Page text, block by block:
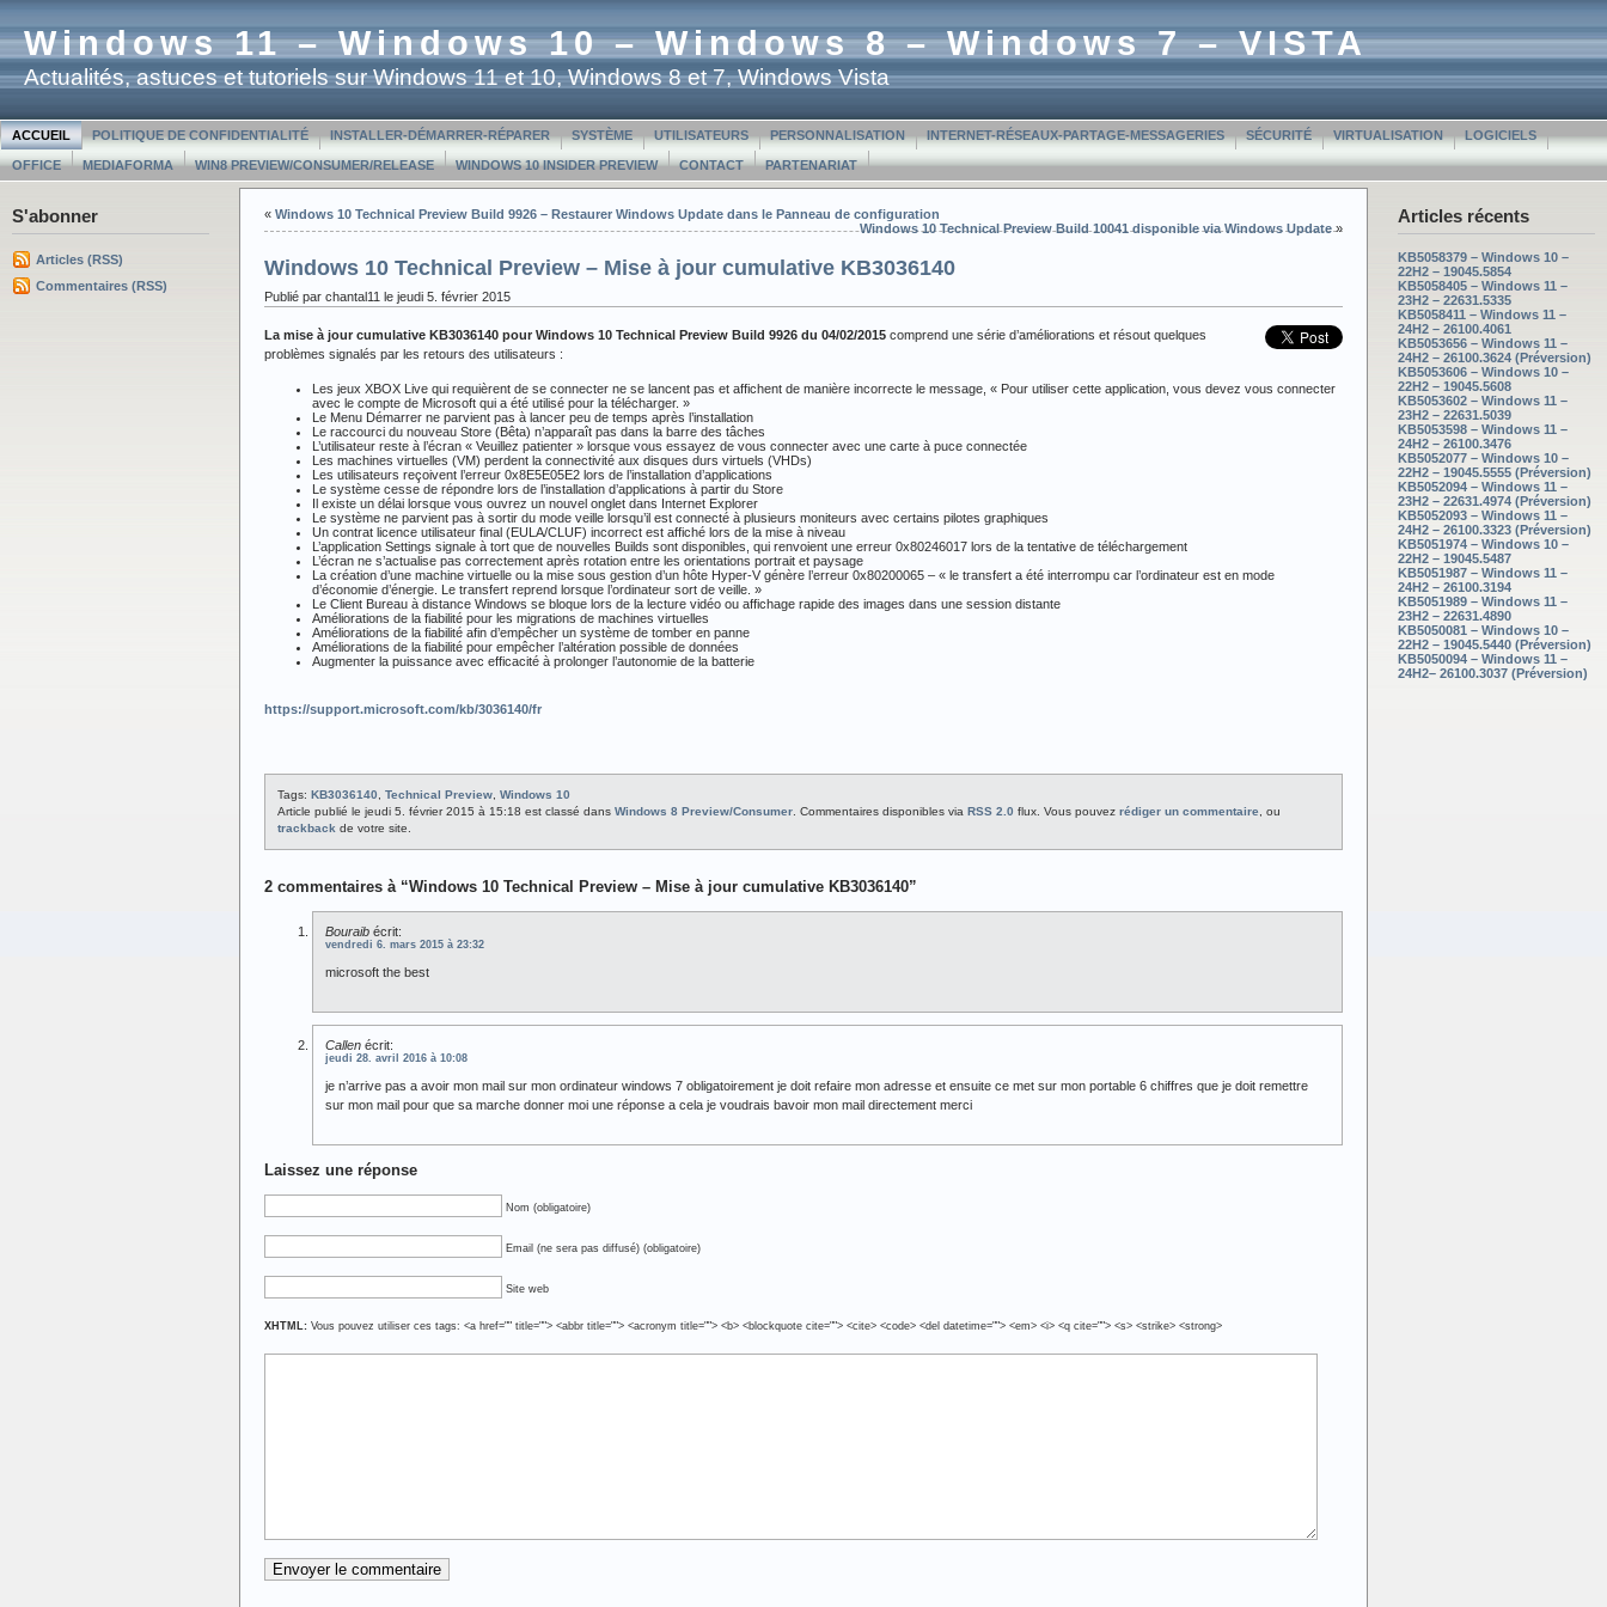
Windows 11 – Windows 10 – Windows 8 – Windows 7 – VISTA
Actualités, astuces et tutoriels sur Windows 11 et 10, Windows 8 et 7, Windows Vista
ACCUEIL POLITIQUE DE CONFIDENTIALITÉ INSTALLER-DÉMARRER-RÉPARER SYSTÈME UTILISATEURS PERSONNALISATION INTERNET-RÉSEAUX-PARTAGE-MESSAGERIES SÉCURITÉ VIRTUALISATION LOGICIELS
OFFICE MEDIAFORMA WIN8 PREVIEW/CONSUMER/RELEASE WINDOWS 10 INSIDER PREVIEW CONTACT PARTENARIAT
S'abonner
Articles (RSS)
Commentaires (RSS)
Articles récents
KB5058379 – Windows 10 –
22H2 – 19045.5854
KB5058405 – Windows 11 –
23H2 – 22631.5335
KB5058411 – Windows 11 –
24H2 – 26100.4061
KB5053656 – Windows 11 –
24H2 – 26100.3624 (Préversion)
KB5053606 – Windows 10 –
22H2 – 19045.5608
KB5053602 – Windows 11 –
23H2 – 22631.5039
KB5053598 – Windows 11 –
24H2 – 26100.3476
KB5052077 – Windows 10 –
22H2 – 19045.5555 (Préversion)
KB5052094 – Windows 11 –
23H2 – 22631.4974 (Préversion)
KB5052093 – Windows 11 –
24H2 – 26100.3323 (Préversion)
KB5051974 – Windows 10 –
22H2 – 19045.5487
KB5051987 – Windows 11 –
24H2 – 26100.3194
KB5051989 – Windows 11 –
23H2 – 22631.4890
KB5050081 – Windows 10 –
22H2 – 19045.5440 (Préversion)
KB5050094 – Windows 11 –
24H2– 26100.3037 (Préversion)
« Windows 10 Technical Preview Build 9926 – Restaurer Windows Update dans le Panneau de configuration
Windows 10 Technical Preview Build 10041 disponible via Windows Update»
Windows 10 Technical Preview – Mise à jour cumulative KB3036140
Publié par chantal11 le jeudi 5. février 2015
La mise à jour cumulative KB3036140 pour Windows 10 Technical Preview Build 9926 du 04/02/2015 comprend une série d’améliorations et résout quelques
problèmes signalés par les retours des utilisateurs :
Les jeux XBOX Live qui requièrent de se connecter ne se lancent pas et affichent de manière incorrecte le message, « Pour utiliser cette application, vous devez vous connecter
avec le compte de Microsoft qui a été utilisé pour la télécharger. »
Le Menu Démarrer ne parvient pas à lancer peu de temps après l’installation
Le raccourci du nouveau Store (Bêta) n’apparaît pas dans la barre des tâches
L’utilisateur reste à l’écran « Veuillez patienter » lorsque vous essayez de vous connecter avec une carte à puce connectée
Les machines virtuelles (VM) perdent la connectivité aux disques durs virtuels (VHDs)
Les utilisateurs reçoivent l’erreur 0x8E5E05E2 lors de l’installation d’applications
Le système cesse de répondre lors de l’installation d’applications à partir du Store
Il existe un délai lorsque vous ouvrez un nouvel onglet dans Internet Explorer
Le système ne parvient pas à sortir du mode veille lorsqu’il est connecté à plusieurs moniteurs avec certains pilotes graphiques
Un contrat licence utilisateur final (EULA/CLUF) incorrect est affiché lors de la mise à niveau
L’application Settings signale à tort que de nouvelles Builds sont disponibles, qui renvoient une erreur 0x80246017 lors de la tentative de téléchargement
L’écran ne s’actualise pas correctement après rotation entre les orientations portrait et paysage
La création d’une machine virtuelle ou la mise sous gestion d’un hôte Hyper-V génère l’erreur 0x80200065 – « le transfert a été interrompu car l’ordinateur est en mode
d’économie d’énergie. Le transfert reprend lorsque l’ordinateur sort de veille. »
Le Client Bureau à distance Windows se bloque lors de la lecture vidéo ou affichage rapide des images dans une session distante
Améliorations de la fiabilité pour les migrations de machines virtuelles
Améliorations de la fiabilité afin d’empêcher un système de tomber en panne
Améliorations de la fiabilité pour empêcher l’altération possible de données
Augmenter la puissance avec efficacité à prolonger l’autonomie de la batterie
https://support.microsoft.com/kb/3036140/fr
Tags: KB3036140, Technical Preview, Windows 10
Article publié le jeudi 5. février 2015 à 15:18 est classé dans Windows 8 Preview/Consumer. Commentaires disponibles via RSS 2.0 flux. Vous pouvez rédiger un commentaire, ou
trackback de votre site.
2 commentaires à “Windows 10 Technical Preview – Mise à jour cumulative KB3036140”
Bouraib écrit:
vendredi 6. mars 2015 à 23:32
microsoft the best
Callen écrit:
jeudi 28. avril 2016 à 10:08
je n’arrive pas a avoir mon mail sur mon ordinateur windows 7 obligatoirement je doit refaire mon adresse et ensuite ce met sur mon portable 6 chiffres que je doit remettre
sur mon mail pour que sa marche donner moi une réponse a cela je voudrais bavoir mon mail directement merci
Laissez une réponse
Nom (obligatoire)
Email (ne sera pas diffusé) (obligatoire)
Site web
XHTML: Vous pouvez utiliser ces tags: <a href="" title=""> <abbr title=""> <acronym title=""> <b> <blockquote cite=""> <cite> <code> <del datetime=""> <em> <i> <q cite=""> <s> <strike> <strong>